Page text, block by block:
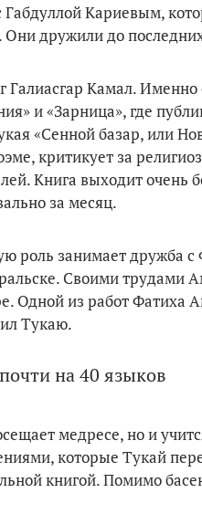
Кариевым,
Они дружили до
Камал. Именно
и «Зарница», где
«Сенной базар, или
критикует за
Книга выходит
за месяц.
роль занимает дружба
Своими трудами
Одной из работ Фатиха
Тукаю.
на 40 языков
медресе, но и
которые Тукай
книгой. Помимо